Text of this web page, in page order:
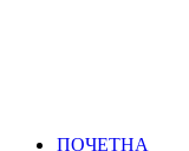
ПОЧЕТНА